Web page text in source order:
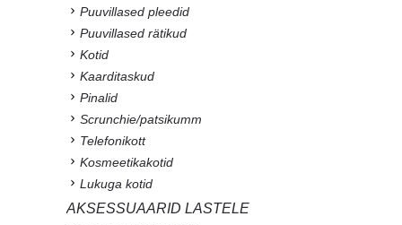
Puuvillased pleedid
Puuvillased rätikud
Kotid
Kaarditaskud
Pinalid
Scrunchie/patsikumm
Telefonikott
Kosmeetikakotid
Lukuga kotid
AKSESSUAARID LASTELE